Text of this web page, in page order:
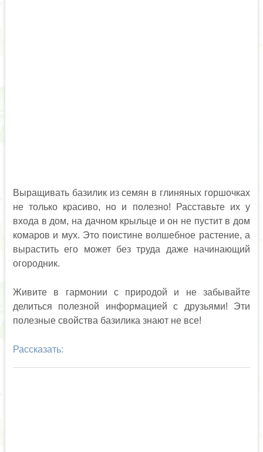
Выращивать базилик из семян в глиняных горшочках
не только красиво, но и полезно! Расставьте их у
входа в дом, на дачном крыльце и он не пустит в дом
комаров и мух. Это поистине волшебное растение, а
вырастить его может без труда даже начинающий
огородник.
Живите в гармонии с природой и не забывайте
делиться полезной информацией с друзьями! Эти
полезные свойства базилика знают не все!
Рассказать: